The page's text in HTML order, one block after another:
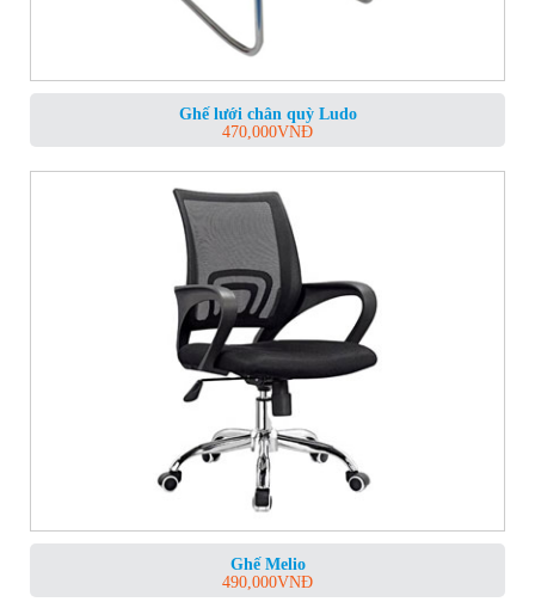
Ghế lưới chân quỳ Ludo
470,000VNĐ
Ghế Melio
490,000VNĐ